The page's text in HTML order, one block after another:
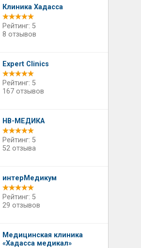
Клиника Хадасса
Рейтинг: 5
8 отзывов
Expert Clinics
Рейтинг: 5
167 отзывов
НВ-МЕДИКА
Рейтинг: 5
52 отзыва
интерМедикум
Рейтинг: 5
29 отзывов
Медицинская клиника
«Хадасса медикал»